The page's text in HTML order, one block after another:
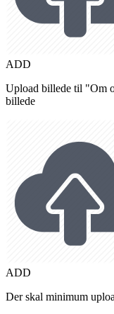
ADD
Upload billede til "Om
billede
ADD
Der skal minimum